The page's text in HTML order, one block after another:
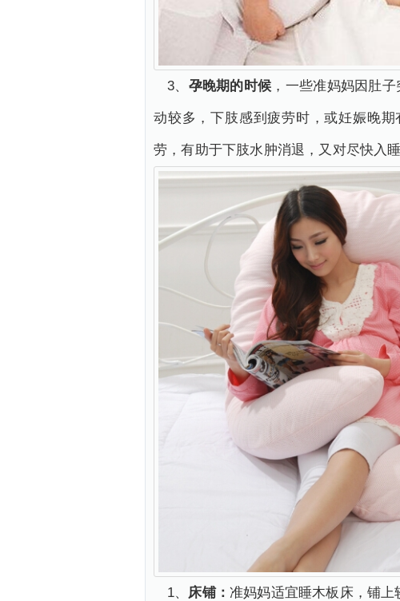
3、 孕晚期的时候 ，一些准妈妈因肚
动较多，下肢感到疲劳时，或妊娠晚
劳，有助于下肢水肿消退，又对尽快入睡
1、 床铺：准妈妈适宜睡木板床，铺上